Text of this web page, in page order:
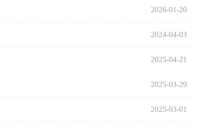
2026-01-20
2024-04-03
2025-04-21
2025-03-29
2025-03-01